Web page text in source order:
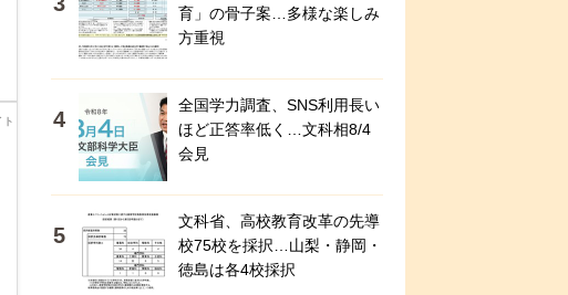
育」の骨子案…多様な楽しみ
方重視
全国学力調査、SNS利用長い
ほど正答率低く…文科相8/4
会見
文科省、高校教育改革の先導
校75校を採択…山梨・静岡・
徳島は各4校採択